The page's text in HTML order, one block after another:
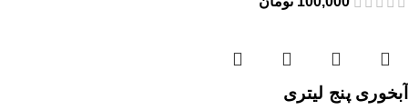
آبخوری پنج لیتری